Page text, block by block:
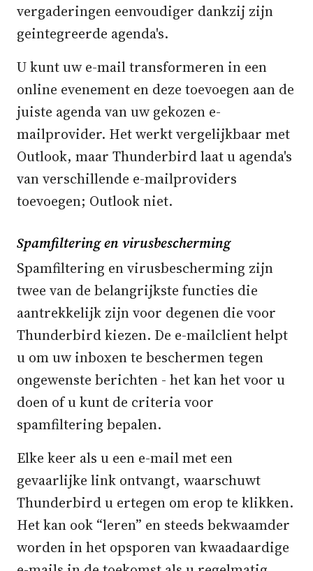
vergaderingen eenvoudiger dankzij zijn
geintegreerde agenda's.
U kunt uw e-mail transformeren in een
online evenement en deze toevoegen aan de
juiste agenda van uw gekozen e-
mailprovider. Het werkt vergelijkbaar met
Outlook, maar Thunderbird laat u agenda's
van verschillende e-mailproviders
toevoegen; Outlook niet.
Spamfiltering en virusbescherming
Spamfiltering en virusbescherming zijn
twee van de belangrijkste functies die
aantrekkelijk zijn voor degenen die voor
Thunderbird kiezen. De e-mailclient helpt
u om uw inboxen te beschermen tegen
ongewenste berichten - het kan het voor u
doen of u kunt de criteria voor
spamfiltering bepalen.
Elke keer als u een e-mail met een
gevaarlijke link ontvangt, waarschuwt
Thunderbird u ertegen om erop te klikken.
Het kan ook “leren” en steeds bekwaamder
worden in het opsporen van kwaadaardige